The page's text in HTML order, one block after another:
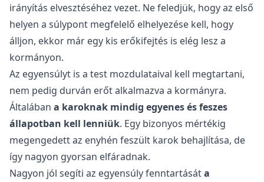
irányítás elvesztéséhez vezet. Ne feledjük, hogy az első
helyen a súlypont megfelelő elhelyezése kell, hogy
álljon, ekkor már egy kis erőkifejtés is elég lesz a
kormányon.
Az egyensúlyt is a test mozdulataival kell megtartani,
nem pedig durván erőt alkalmazva a kormányra.
Általában a karoknak mindig egyenes és feszes
állapotban kell lenniük. Egy bizonyos mértékig
megengedett az enyhén feszült karok behajlítása, de
így nagyon gyorsan elfáradnak.
Nagyon jól segíti az egyensúly fenntartásáta